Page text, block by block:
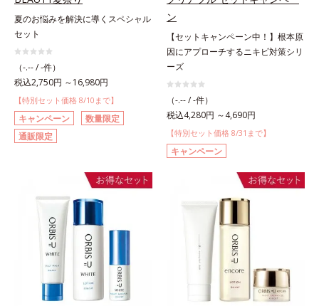
夏のお悩みを解決に導くスペシャル
セット
（-.-- / -件）
税込2,750円 ～16,980円
【特別セット価格 8/10まで】
キャンペーン
数量限定
通販限定
ン
【セットキャンペーン中！】根本原
因にアプローチするニキビ対策シリ
ーズ
（-.-- / -件）
税込4,280円 ～4,690円
【特別セット価格 8/31まで】
キャンペーン